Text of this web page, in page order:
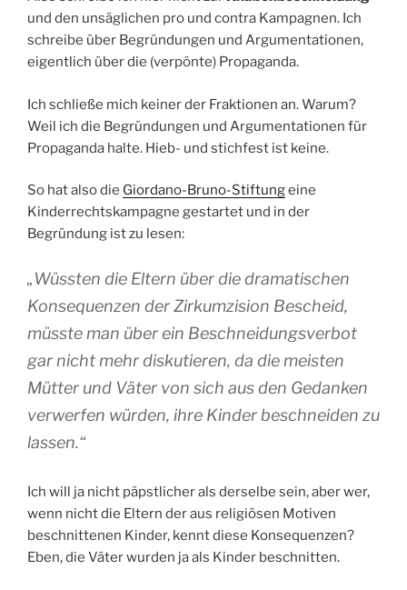
und den unsäglichen pro und contra Kampagnen. Ich
schreibe über Begründungen und Argumentationen,
eigentlich über die (verpönte) Propaganda.
Ich schließe mich keiner der Fraktionen an. Warum?
Weil ich die Begründungen und Argumentationen für
Propaganda halte. Hieb- und stichfest ist keine.
So hat also die Giordano-Bruno-Stiftungeine
Kinderrechtskampagne gestartet und in der
Begründung ist zu lesen:
„Wüssten die Eltern über die dra­ma­ti­schen
Konsequenzen der Zirkumzision Bescheid,
müsste man über ein Beschneidungsverbot
gar nicht mehr dis­ku­tie­ren, da die meis­ten
Mütter und Väter von sich aus den Gedanken
ver­wer­fen wür­den, ihre Kinder beschnei­den zu
las­sen.“
Ich will ja nicht päpstlicher als derselbe sein, aber wer,
wenn nicht die Eltern der aus religiösen Motiven
beschnittenen Kinder, kennt diese Konsequenzen?
Eben, die Väter wurden ja als Kinder beschnitten.